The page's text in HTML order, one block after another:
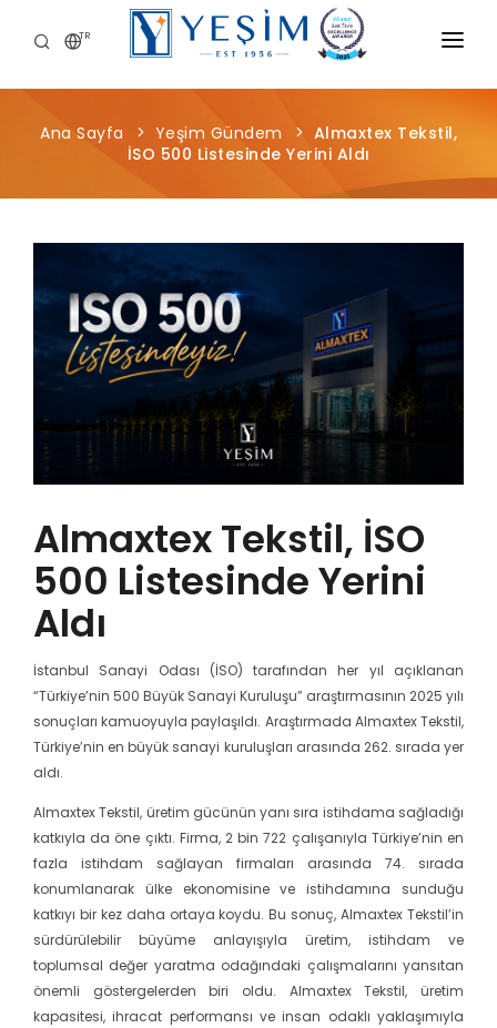
TR
KURUMSAL
ÜRÜNLERIMIZ
ÖNCE İNSAN
KARIYER
SÜRDÜRÜLEBILIRLIK
MEDYA MERKEZI
Ana Sayfa Yeşim Gündem
Almaxtex Tekstil,
İSO 500 Listesinde Yerini Aldı
Almaxtex Tekstil, İSO
500 Listesinde Yerini
Aldı
İstanbul Sanayi Odası (İSO) tarafından her yıl açıklanan
“Türkiye’nin 500 Büyük Sanayi Kuruluşu” araştırmasının 2025 yılı
sonuçları kamuoyuyla paylaşıldı. Araştırmada Almaxtex Tekstil,
Türkiye’nin en büyük sanayi kuruluşları arasında 262. sırada yer
aldı.
Almaxtex Tekstil, üretim gücünün yanı sıra istihdama sağladığı
katkıyla da öne çıktı. Firma, 2 bin 722 çalışanıyla Türkiye’nin en
fazla istihdam sağlayan firmaları arasında 74. sırada
konumlanarak ülke ekonomisine ve istihdamına sunduğu
katkıyı bir kez daha ortaya koydu. Bu sonuç, Almaxtex Tekstil’in
sürdürülebilir büyüme anlayışıyla üretim, istihdam ve
toplumsal değer yaratma odağındaki çalışmalarını yansıtan
önemli göstergelerden biri oldu. Almaxtex Tekstil, üretim
kapasitesi, ihracat performansı ve insan odaklı yaklaşımıyla